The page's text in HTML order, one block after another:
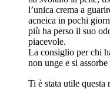
l’unica crema a
acneica in pochi
più ha perso il suo
piacevole.
La consiglio per chi
non unge e si
Ti è stata utile questa